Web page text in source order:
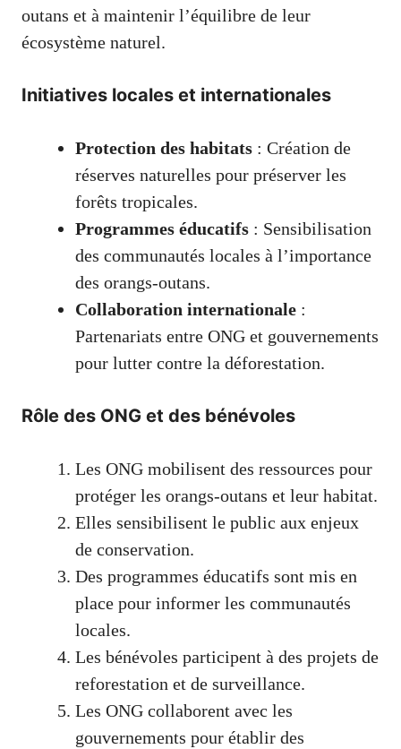
outans et à maintenir l’équilibre de leur
écosystème naturel.
Initiatives locales et internationales
Protection des habitats : Création de
réserves naturelles pour préserver les
forêts tropicales.
Programmes éducatifs : Sensibilisation
des communautés locales à l’importance
des orangs-outans.
Collaboration internationale :
Partenariats entre ONG et gouvernements
pour lutter contre la déforestation.
Rôle des ONG et des bénévoles
Les ONG mobilisent des ressources pour
protéger les orangs-outans et leur habitat.
Elles sensibilisent le public aux enjeux
de conservation.
Des programmes éducatifs sont mis en
place pour informer les communautés
locales.
Les bénévoles participent à des projets de
reforestation et de surveillance.
Les ONG collaborent avec les
gouvernements pour établir des